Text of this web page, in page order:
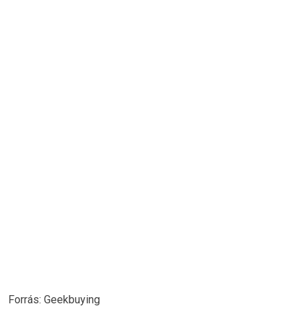
Forrás: Geekbuying